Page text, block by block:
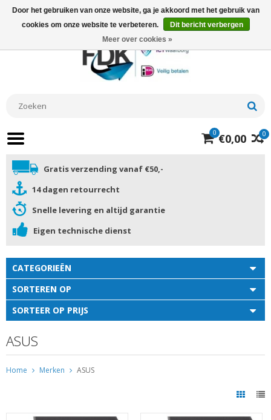
0
0 €0,00
Gratis verzending vanaf €50,-
14 dagen retourrecht
Snelle levering en altijd garantie
Eigen technische dienst
CATEGORIEËN
SORTEREN OP
SORTEER OP PRIJS
ASUS
Home Merken ASUS
Door het gebruiken van onze website, ga je akkoord met het gebruik van
cookies om onze website te verbeteren.
Dit bericht verbergen
Meer over cookies »